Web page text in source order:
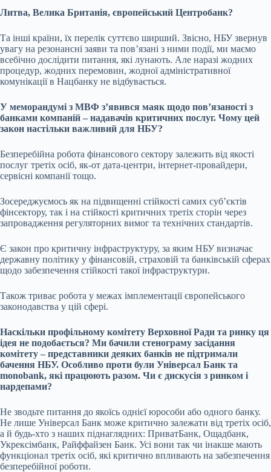
Литва, Велика Британія, європейський Центробанк?
Та інші країни, їх перелік суттєво ширший. Звісно, НБУ звернув
увагу на резонансні заяви та повʼязані з ними події, ми маємо
всебічно дослідити питання, які лунають. Але наразі жодних
процедур, жодних перемовин, жодної адміністративної
комунікації в Нацбанку не відбувається.
У меморандумі з МВФ з’явився маяк щодо пов’язаності з
банками компаній – надавачів критичних послуг. Чому цей
закон настільки важливий для НБУ?
Безперебійна робота фінансового сектору залежить від якості
послуг третіх осіб, як-от дата-центри, інтернет-провайдери,
сервісні компанії тощо.
Зосереджуємось як на підвищенні стійкості самих суб’єктів
фінсектору, так і на стійкості критичних третіх сторін через
запровадження регуляторних вимог та технічних стандартів.
Є закон про критичну інфраструктуру, за яким НБУ визначає
державну політику у фінансовій, страховій та банківській сферах
щодо забезпечення стійкості такої інфраструктури.
Також триває робота у межах імплементації європейського
законодавства у цій сфері.
Наскільки профільному комітету Верховної Ради та ринку ця
ідея не подобається? Ми бачили стенограму засідання
комітету – представники деяких банків не підтримали
бачення НБУ. Особливо проти були Універсал Банк та
monobank, які працюють разом. Чи є дискусія з ринком і
нардепами?
Не зводьте питання до якоїсь однієї юрособи або одного банку.
Не лише Універсал Банк може критично залежати від третіх осіб,
а й будь-хто з наших піднаглядних: ПриватБанк, Ощадбанк,
Укрексімбанк, Райффайзен Банк. Усі вони так чи інакше мають
функціонал третіх осіб, які критично впливають на забезпечення
безперебійної роботи.